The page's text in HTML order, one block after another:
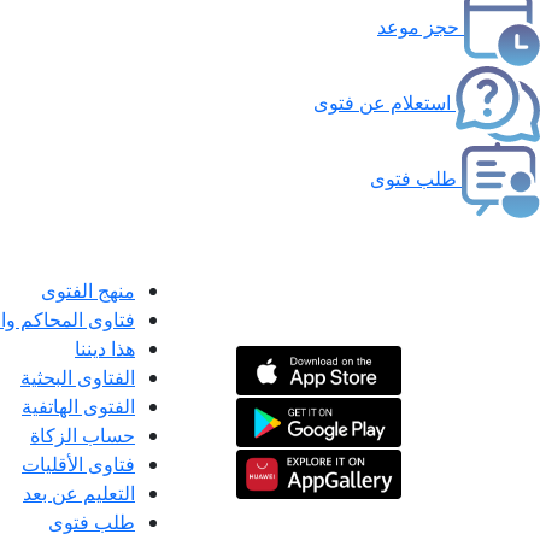
حجز موعد
استعلام عن فتوى
طلب فتوى
منهج الفتوى
فتاوى المحاكم
هذا ديننا
الفتاوى البحثية
الفتوى الهاتفية
حساب الزكاة
فتاوى الأقليات
التعليم عن بعد
طلب فتوى